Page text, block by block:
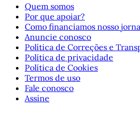
Quem somos
Por que apoiar?
Como financiamos nosso
Anuncie conosco
Política de Correções e
Política de privacidade
Política de Cookies
Termos de uso
Fale conosco
Assine